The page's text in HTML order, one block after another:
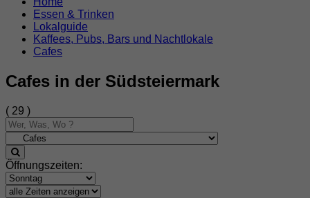
Essen & Trinken
Lokalguide
Kaffees, Pubs, Bars und Nachtlokale
Cafes
Cafes in der Südsteiermark
( 29 )
Öffnungszeiten: